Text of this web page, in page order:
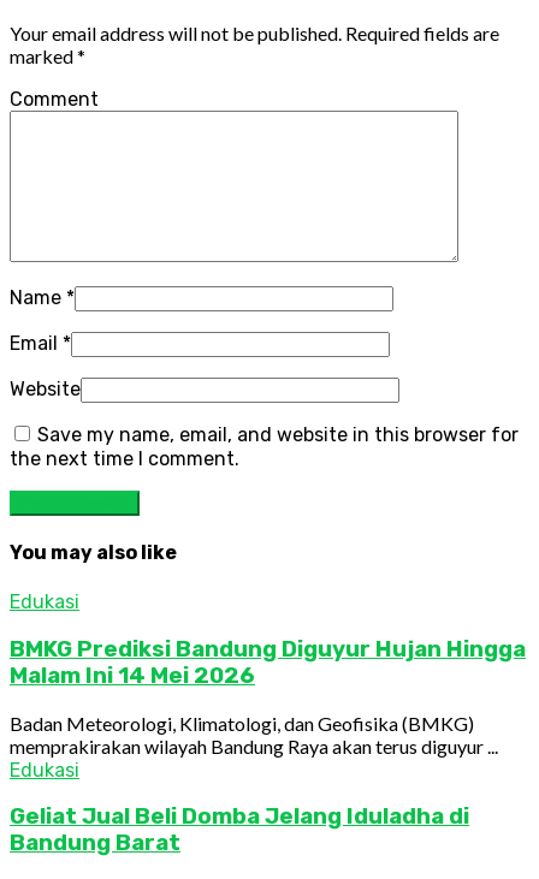
Your email address will not be published. Required fields are
marked*
Comment
Name *
Email *
Website
Save my name, email, and website in this browser for
the next time I comment.
You may also like
Edukasi
BMKG Prediksi Bandung Diguyur Hujan Hingga
Malam Ini 14 Mei 2026
Badan Meteorologi, Klimatologi, dan Geofisika (BMKG)
memprakirakan wilayah Bandung Raya akan terus diguyur ...
Edukasi
Geliat Jual Beli Domba Jelang Iduladha di
Bandung Barat